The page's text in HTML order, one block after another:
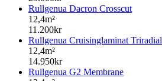
Rullgenua Dacron Crosscut
12,4m²
11.200kr
Rullgenua Cruisinglaminat Triradial
12,4m²
14.950kr
Rullgenua G2 Membrane